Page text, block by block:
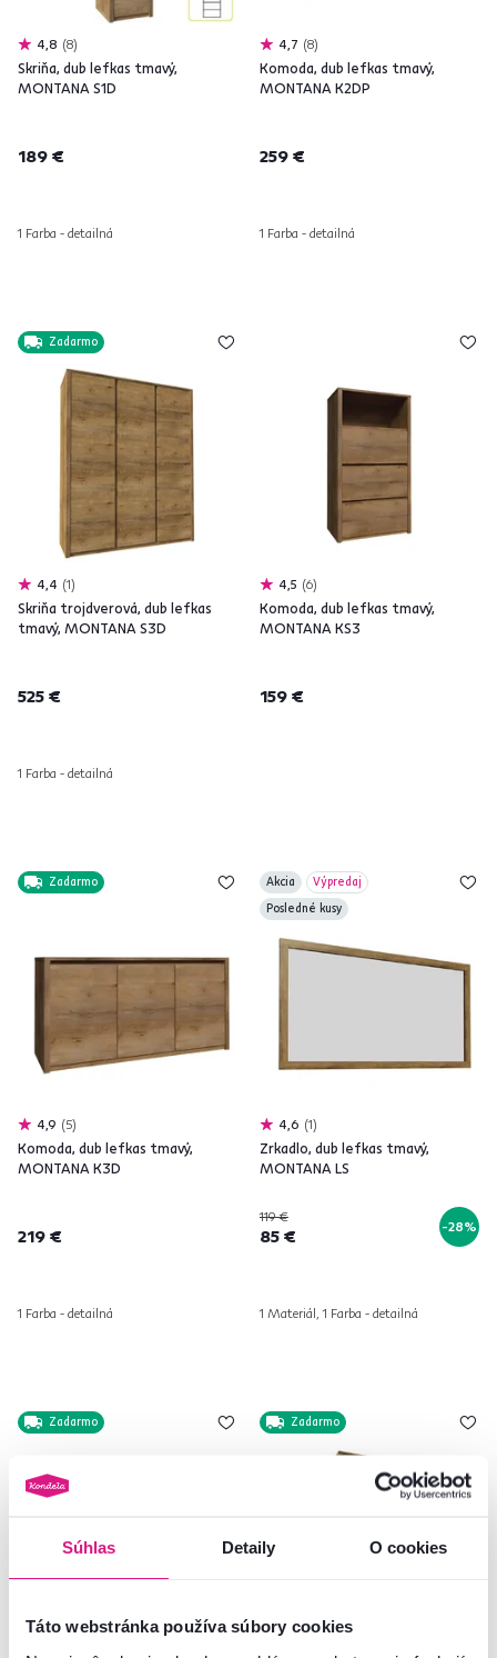
Súhlas Detaily O cookies
Táto webstránka používa súbory cookies
4,8 8
Skriňa, dub lefkas tmavý,
MONTANA S1D
189 €
1 Farba - detailná
4,7 8
Komoda, dub lefkas tmavý,
MONTANA K2DP
259 €
1 Farba - detailná
Zadarmo
4,4 1
Skriňa trojdverová, dub lefkas
tmavý, MONTANA S3D
525 €
1 Farba - detailná
4,5 6
Komoda, dub lefkas tmavý,
MONTANA KS3
159 €
Zadarmo
4,9 5
Komoda, dub lefkas tmavý,
MONTANA K3D
219 €
1 Farba - detailná
Akcia
Výpredaj
Posledné kusy
4,6 1
Zrkadlo, dub lefkas tmavý,
MONTANA LS
119 €
85 € -28%
1 Materiál, 1 Farba - detailná
Zadarmo Zadarmo